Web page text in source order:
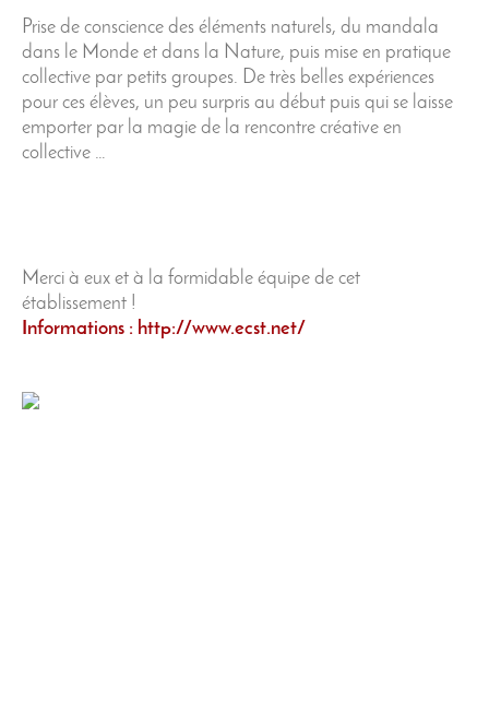
Prise de conscience des éléments naturels, du mandala
dans le Monde et dans la Nature, puis mise en pratique
collective par petits groupes. De très belles expériences
pour ces élèves, un peu surpris au début puis qui se laisse
emporter par la magie de la rencontre créative en
collective …
Merci à eux et à la formidable équipe de cet
établissement !
Informations : http://www.ecst.net/